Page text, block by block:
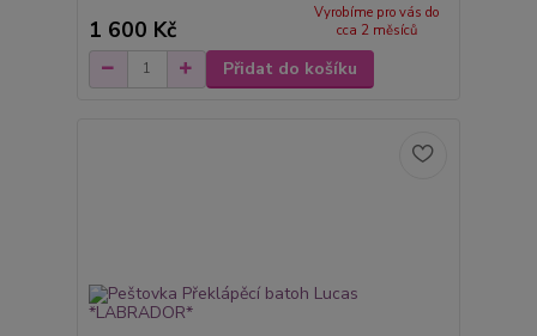
1 600 Kč
Vyrobíme pro vás do
cca 2 měsíců
Přidat do košíku